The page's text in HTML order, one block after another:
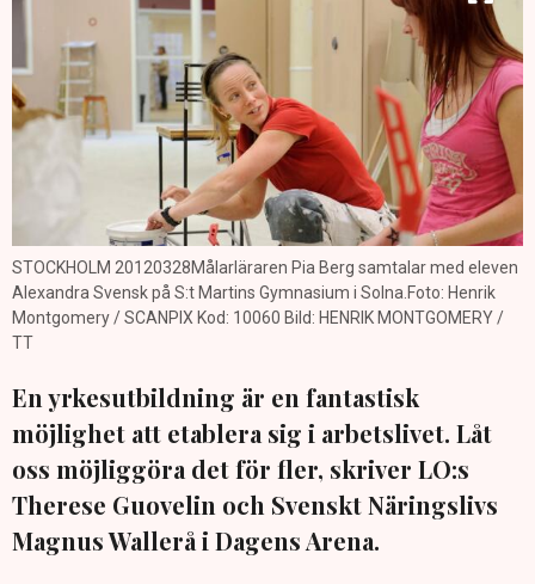
STOCKHOLM 20120328Målarläraren Pia Berg samtalar med eleven
Alexandra Svensk på S:t Martins Gymnasium i Solna.Foto: Henrik
Montgomery / SCANPIX Kod: 10060 Bild: HENRIK MONTGOMERY /
TT
En yrkesutbildning är en fantastisk
möjlighet att etablera sig i arbetslivet. Låt
oss möjliggöra det för fler, skriver LO:s
Therese Guovelin och Svenskt Näringslivs
Magnus Wallerå i Dagens Arena.